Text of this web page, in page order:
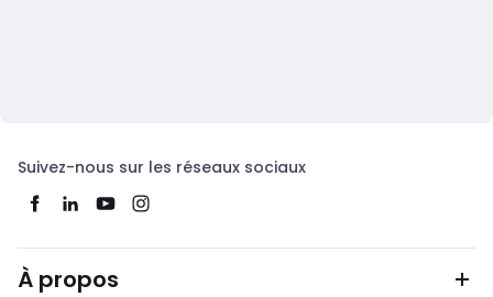
Suivez-nous sur les réseaux sociaux
À propos